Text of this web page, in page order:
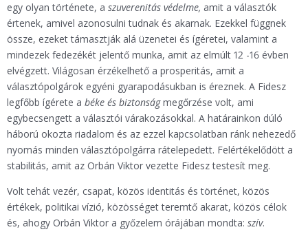
egy olyan története, a szuverenitás védelme, amit a választók
értenek, amivel azonosulni tudnak és akarnak. Ezekkel függnek
össze, ezeket támasztják alá üzenetei és ígéretei, valamint a
mindezek fedezékét jelentő munka, amit az elmúlt 12 -16 évben
elvégzett. Világosan érzékelhető a prosperitás, amit a
választópolgárok egyéni gyarapodásukban is éreznek. A Fidesz
legfőbb ígérete a béke és biztonságmegőrzése volt, ami
egybecsengett a választói várakozásokkal. A határainkon dúló
háború okozta riadalom és az ezzel kapcsolatban ránk nehezedő
nyomás minden választópolgárra rátelepedett. Felértékelődött a
stabilitás, amit az Orbán Viktor vezette Fidesz testesít meg.
Volt tehát vezér, csapat, közös identitás és történet, közös
értékek, politikai vízió, közösséget teremtő akarat, közös célok
és, ahogy Orbán Viktor a győzelem órájában mondta: szív.